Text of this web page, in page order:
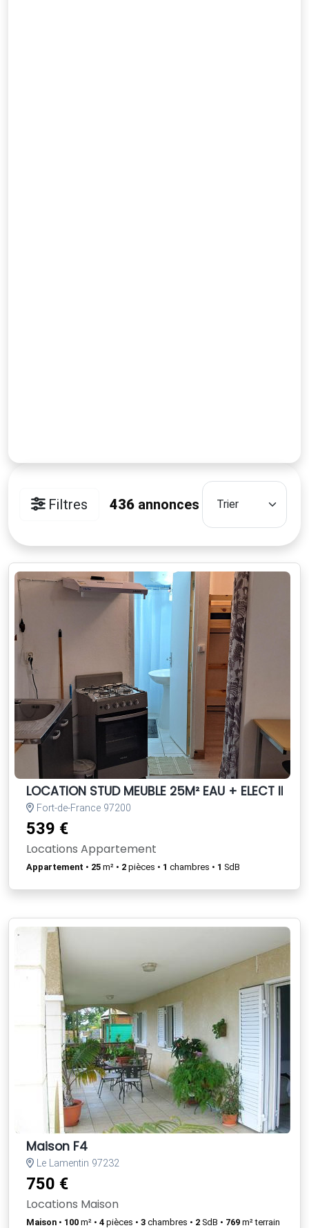
Filtres 436annonces
LOCATION STUD MEUBLE 25M² EAU + ELECT
Fort-de-France 97200
539 €
Locations Appartement
Appartement • 25 m² • 2 pièces • 1 chambres • 1 SdB
Maison F4
Le Lamentin 97232
750 €
Locations Maison
Maison • 100 m² • 4 pièces • 3 chambres • 2 SdB • 769 m² terrain